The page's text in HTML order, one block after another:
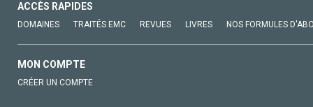
ACCÈS RAPIDES
DOMAINES TRAITÉS EMC REVUES LIVRES NOS FORMULES
MON COMPTE
CRÉER UN COMPTE